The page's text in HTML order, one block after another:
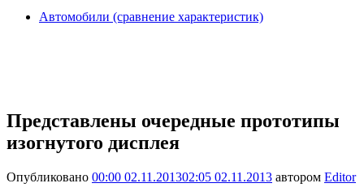
Автомобили (сравнение характеристик)
Представлены очередные прототипы
изогнутого дисплея
Опубликовано 00:00 02.11.201302:05 02.11.2013 автором Editor